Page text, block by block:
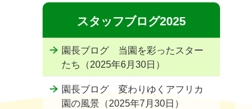
スタッフブログ2025
園長ブログ 当園を彩ったスター
たち（2025年6月30日）
園長ブログ 変わりゆくアフリカ
園の風景（2025年7月30日）